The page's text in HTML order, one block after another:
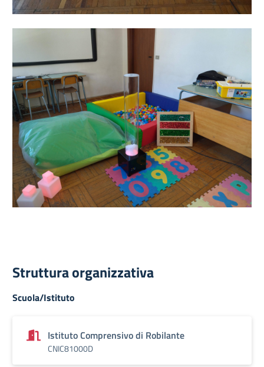
Struttura organizzativa
Scuola/Istituto
Istituto Comprensivo di Robilante
CNIC81000D